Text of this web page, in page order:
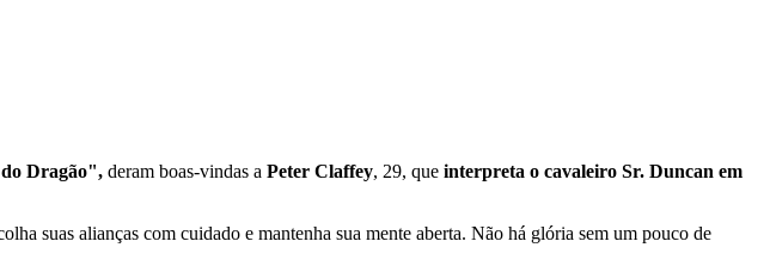
Dragão", deram boas-vindas a Peter Claffey, 29, que interpreta o cavaleiro Sr. Duncan em
suas alianças com cuidado e mantenha sua mente aberta. Não há glória sem um pouco de